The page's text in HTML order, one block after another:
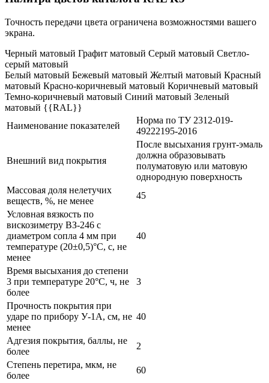
Точность передачи цвета ограничена возможностями вашего
экрана.
Черный матовый Графит матовый Серый матовый Светло-
серый матовый
Белый матовый Бежевый матовый Желтый матовый Красный
матовый Красно-коричневый матовый Коричневый матовый
Темно-коричневый матовый Синий матовый Зеленый
матовый {{RAL}}
Наименование показателей
Норма по ТУ 2312-019-
49222195-2016
Внешний вид покрытия
После высыхания грунт-эмаль
должна образовывать
полуматовую или матовую
однородную поверхность
Массовая доля нелетучих
веществ, %, не менее
45
Условная вязкость по
вискозиметру ВЗ-246 с
диаметром сопла 4 мм при
температуре (20±0,5)°С, с, не
менее
40
Время высыхания до степени
3 при температуре 20°С, ч, не
более
3
Прочность покрытия при
ударе по прибору У-1А, см, не
менее
40
Адгезия покрытия, баллы, не
более
2
Степень перетира, мкм, не
более
60